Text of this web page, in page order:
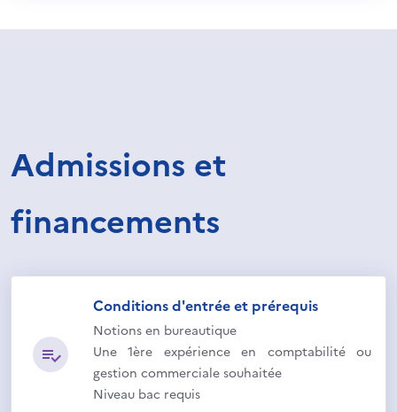
Admissions et
financements
Conditions d'entrée et prérequis
Notions en bureautique
Une 1ère expérience en comptabilité ou
gestion commerciale souhaitée
Niveau bac requis